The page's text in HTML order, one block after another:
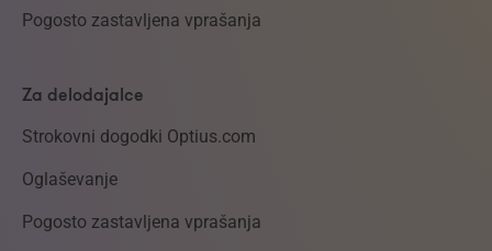
Pogosto zastavljena vprašanja
Za delodajalce
Strokovni dogodki Optius.com
Oglaševanje
Pogosto zastavljena vprašanja